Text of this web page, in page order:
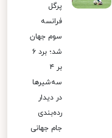
پرگل
فرانسه
سوم جهان
شد؛ برد ۶
بر ۴
سه‌شیرها
در دیدار
رده‌بندی
جام جهانی